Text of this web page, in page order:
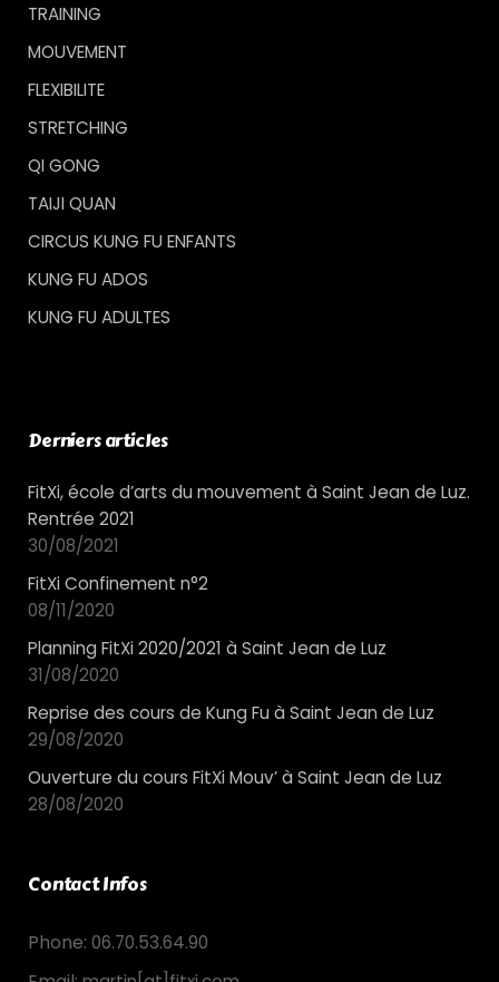
:TRAINING
MOUVEMENT
FLEXIBILITE
STRETCHING
QI GONG
TAIJI QUAN
CIRCUS KUNG FU ENFANTS
KUNG FU ADOS
KUNG FU ADULTES
Derniers articles
FitXi, école d’arts du mouvement à Saint Jean de Luz.
Rentrée 2021
30/08/2021
FitXi Confinement n°2
08/11/2020
Planning FitXi 2020/2021 à Saint Jean de Luz
31/08/2020
Reprise des cours de Kung Fu à Saint Jean de Luz
29/08/2020
Ouverture du cours FitXi Mouv’ à Saint Jean de Luz
28/08/2020
Contact Infos
Phone: 06.70.53.64.90